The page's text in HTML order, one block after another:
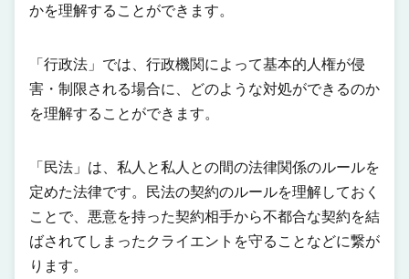
かを理解することができます。
「行政法」では、行政機関によって基本的人権が侵
害・制限される場合に、どのような対処ができるのか
を理解することができます。
「民法」は、私人と私人との間の法律関係のルールを
定めた法律です。民法の契約のルールを理解しておく
ことで、悪意を持った契約相手から不都合な契約を結
ばされてしまったクライエントを守ることなどに繋が
ります。